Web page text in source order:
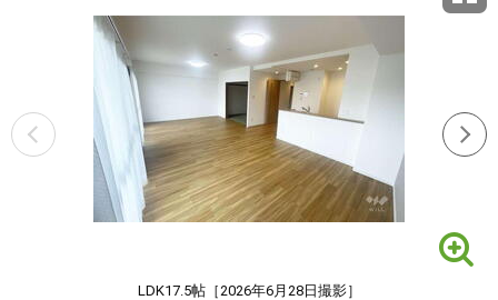
LDK17.5帖［2026年6月28日撮影］